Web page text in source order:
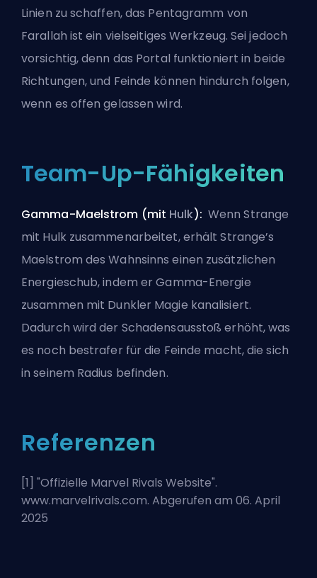
Linien zu schaffen, das Pentagramm von
Farallah ist ein vielseitiges Werkzeug. Sei jedoch
vorsichtig, denn das Portal funktioniert in beide
Richtungen, und Feinde können hindurch folgen,
wenn es offen gelassen wird.
Team-Up-Fähigkeiten
Gamma-Maelstrom (mit Hulk): Wenn Strange
mit Hulk zusammenarbeitet, erhält Strange’s
Maelstrom des Wahnsinns einen zusätzlichen
Energieschub, indem er Gamma-Energie
zusammen mit Dunkler Magie kanalisiert.
Dadurch wird der Schadensausstoß erhöht, was
es noch bestrafer für die Feinde macht, die sich
in seinem Radius befinden.
Referenzen
[1] "Offizielle Marvel Rivals Website".
www.marvelrivals.com. Abgerufen am 06. April
2025